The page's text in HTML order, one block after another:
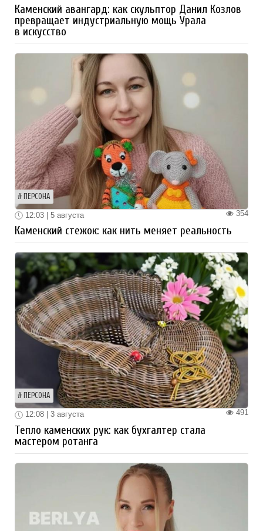
Каменский авангард: как скульптор Данил Козлов
превращает индустриальную мощь Урала
в искусство
ПЕРСОНА
354
12:03 | 5 августа
Каменский стежок: как нить меняет реальность
ПЕРСОНА
491
12:08 | 3 августа
Тепло каменских рук: как бухгалтер стала
мастером ротанга